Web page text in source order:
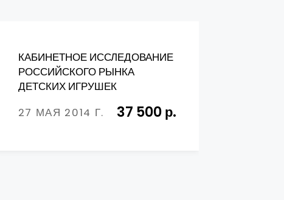
КАБИНЕТНОЕ ИССЛЕДОВАНИЕ
РОССИЙСКОГО РЫНКА
ДЕТСКИХ ИГРУШЕК
27 МАЯ 2014 Г.
37 500 р.